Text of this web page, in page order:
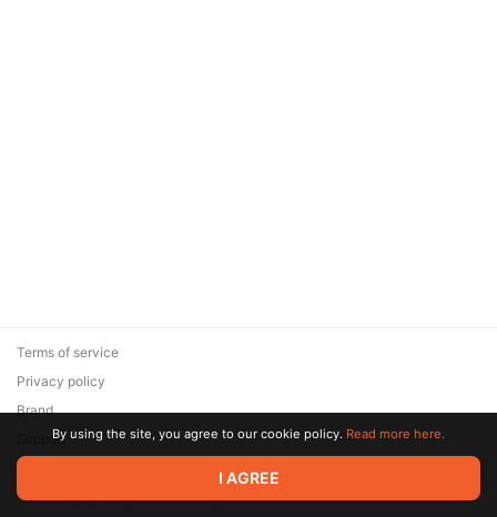
© 2026 Zaya Solutions Limited. All rights reserved. All trademarks
are the property of their respective owners.
Terms of service
Privacy policy
Brand
SupportBy using the site, you agree to our cookie policy. Read more here.
I AGREE